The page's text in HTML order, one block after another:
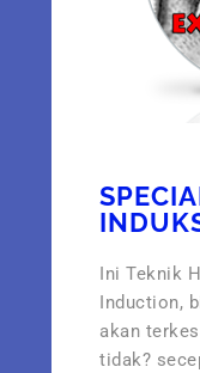
Ini Teknik
Induction,
akan
tidak?